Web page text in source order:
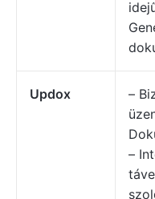
Updox
–
–